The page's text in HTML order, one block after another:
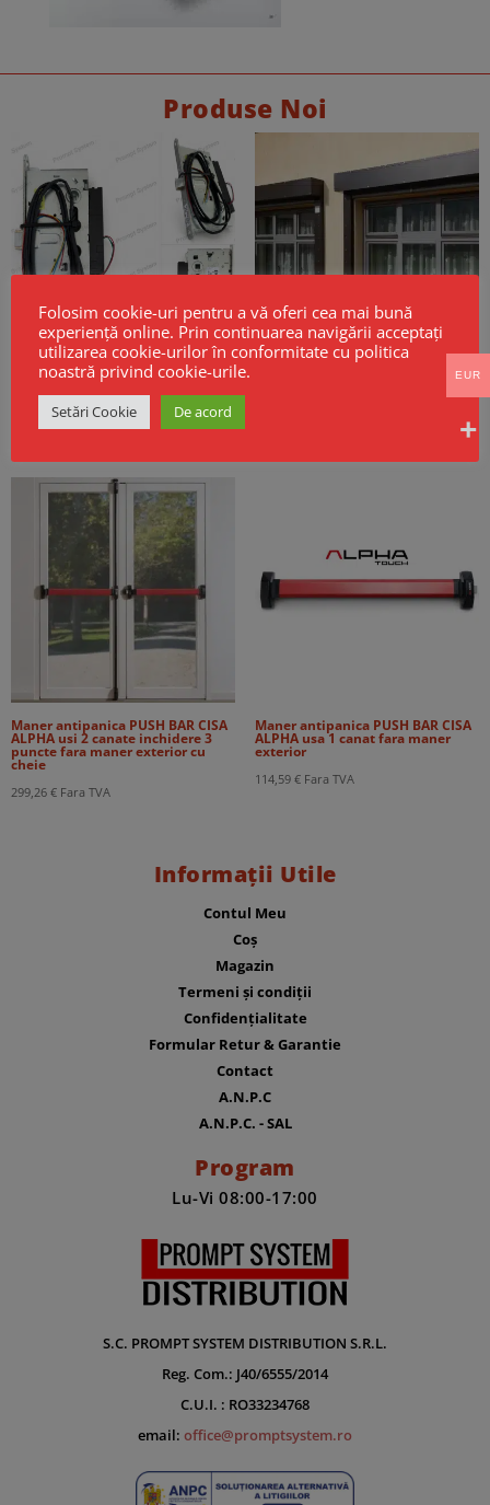
Produse Noi
Broască electrică CISA Mito Sensor
Fail Safe
€ Fara TVA
Maner antipanica PUSH BAR CISA
ALPHA usi 2 canate inchidere 3
puncte fara maner exterior cu
cheie
299,26 € Fara TVA
Maner antipanica PUSH BAR CISA
ALPHA usa 1 canat fara maner
exterior
114,59 € Fara TVA
Informații Utile
Contul Meu
Coș
Magazin
Termeni și condiții
Confidențialitate
Formular Retur & Garantie
Contact
A.N.P.C
A.N.P.C. - SAL
Program
Lu-Vi 08:00-17:00
S.C. PROMPT SYSTEM DISTRIBUTION S.R.L.
Reg. Com.: J40/6555/2014
C.U.I. : RO33234768
email: office@promptsystem.ro
Folosim cookie-uri pentru a vă oferi cea mai bună
experiență online. Prin continuarea navigării acceptați
utilizarea cookie-urilor în conformitate cu politica
noastră privind cookie-urile.
Setări Cookie De acord
EUR